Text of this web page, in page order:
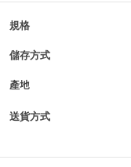
規格
儲存方式
產地
送貨方式